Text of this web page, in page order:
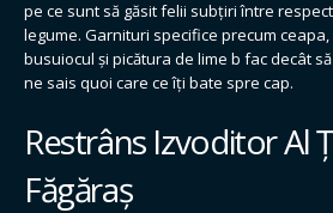
pe ce sunt să găsit felii subțiri între
legume. Garnituri specifice precum
busuiocul și picătura de lime b fac decât
ne sais quoi care ce îți bate spre cap.
Restrâns Izvoditor Al
Făgăraș